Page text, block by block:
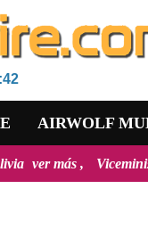
AIRWOLF
Viceministro de